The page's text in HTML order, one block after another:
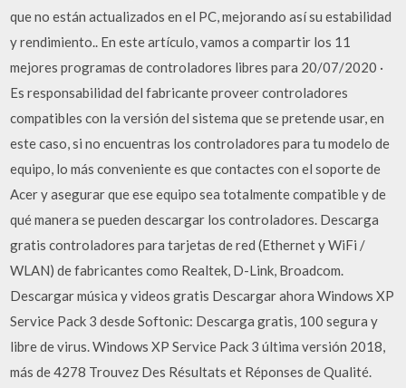
que no están actualizados en el PC, mejorando así su estabilidad
y rendimiento.. En este artículo, vamos a compartir los 11
mejores programas de controladores libres para 20/07/2020 ·
Es responsabilidad del fabricante proveer controladores
compatibles con la versión del sistema que se pretende usar, en
este caso, si no encuentras los controladores para tu modelo de
equipo, lo más conveniente es que contactes con el soporte de
Acer y asegurar que ese equipo sea totalmente compatible y de
qué manera se pueden descargar los controladores. Descarga
gratis controladores para tarjetas de red (Ethernet y WiFi /
WLAN) de fabricantes como Realtek, D-Link, Broadcom.
Descargar música y videos gratis Descargar ahora Windows XP
Service Pack 3 desde Softonic: Descarga gratis, 100 segura y
libre de virus. Windows XP Service Pack 3 última versión 2018,
más de 4278 Trouvez Des Résultats et Réponses de Qualité.